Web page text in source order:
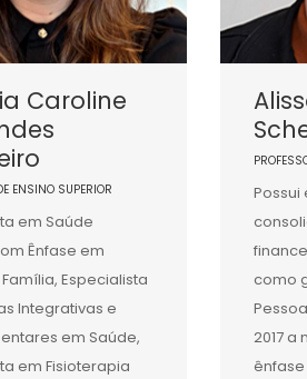
Caroline
ENSINO SUPERIOR
em Saúde
Ênfase em
Especialista
Integrativas e
em Saúde,
em Fisioterapia
Possui
como
2017 a